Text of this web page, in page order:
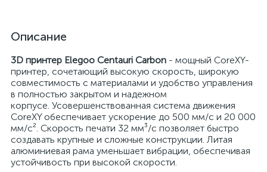
Описание
3D принтер Elegoo Centauri Carbon - мощный CoreXY-
принтер, сочетающий высокую скорость, широкую
совместимость с материалами и удобство управления
в полностью закрытом и надежном
корпусе. Усовершенствованная система движения
CoreXY обеспечивает ускорение до 500 мм/с и 20 000
мм/с². Скорость печати 32 мм³/с позволяет быстро
создавать крупные и сложные конструкции. Литая
алюминиевая рама уменьшает вибрации, обеспечивая
устойчивость при высокой скорости.